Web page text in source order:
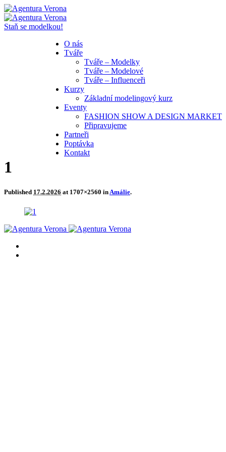
Staň se modelkou!
O nás
Tváře
Tváře – Modelky
Tváře – Modelové
Tváře – Influenceři
Kurzy
Základní modelingový kurz
Eventy
FASHION SHOW A DESIGN MARKET
Připravujeme
Partneři
Poptávka
Kontakt
1
Published 17.2.2026 at 1707×2560 in Amálie.